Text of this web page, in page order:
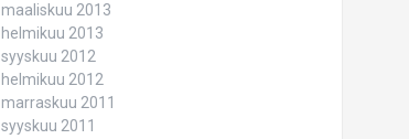
maaliskuu 2013
helmikuu 2013
syyskuu 2012
helmikuu 2012
marraskuu 2011
syyskuu 2011